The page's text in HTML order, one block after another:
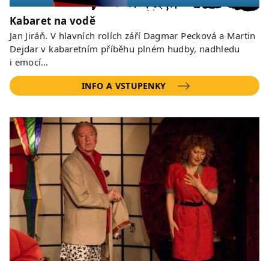
Kabaret na vodě
Jan Jiráň. V hlavních rolích září Dagmar Pecková a Martin
Dejdar v kabaretním příběhu plném hudby, nadhledu
i emocí…
INFO A VSTUPENKY